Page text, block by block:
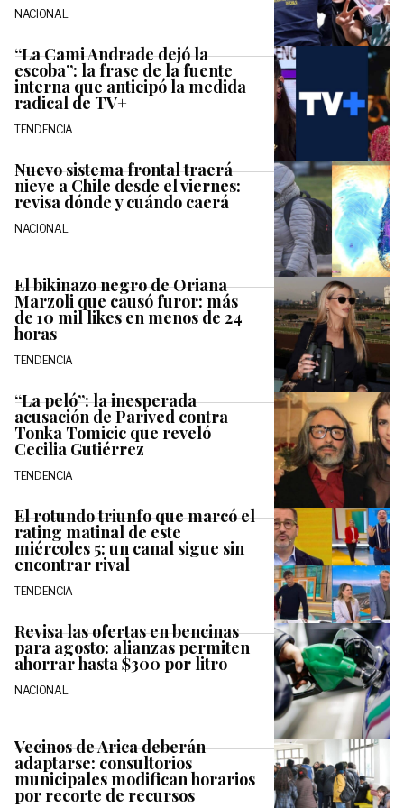
NACIONAL
“La Cami Andrade dejó la
escoba”: la frase de la fuente
interna que anticipó la medida
radical de TV+
TENDENCIA
Nuevo sistema frontal traerá
nieve a Chile desde el viernes:
revisa dónde y cuándo caerá
NACIONAL
El bikinazo negro de Oriana
Marzoli que causó furor: más
de 10 mil likes en menos de 24
horas
TENDENCIA
“La peló”: la inesperada
acusación de Parived contra
Tonka Tomicic que reveló
Cecilia Gutiérrez
TENDENCIA
El rotundo triunfo que marcó el
rating matinal de este
miércoles 5: un canal sigue sin
encontrar rival
TENDENCIA
Revisa las ofertas en bencinas
para agosto: alianzas permiten
ahorrar hasta $300 por litro
NACIONAL
Vecinos de Arica deberán
adaptarse: consultorios
municipales modifican horarios
por recorte de recursos